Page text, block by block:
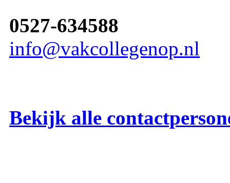
0527-634588
info@vakcollegenop.nl
Bekijk alle